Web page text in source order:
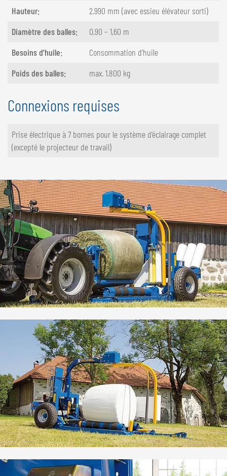
Hauteur:
2.990 mm (avec essieu élévateur sorti)
Diamètre des balles:
0,90 – 1,60 m
Besoins d’huile​​​​​​​:
Consommation d’huile
Poids des balles:
max. 1.800 kg
Connexions requises
Prise électrique à 7 bornes pour le système d’éclairage complet
(excepté le projecteur de travail)